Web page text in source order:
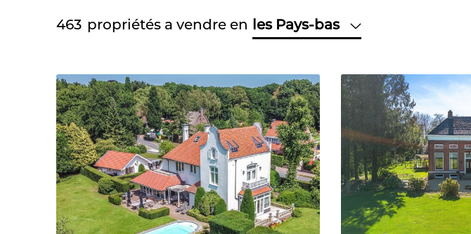
463 propriétés a vendre en les Pays-bas